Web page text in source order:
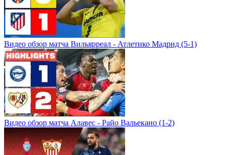
Видео обзор матча Вильярреал - Атлетико Мадрид (5-1)
Видео обзор матча Алавес - Райо Вальекано (1-2)